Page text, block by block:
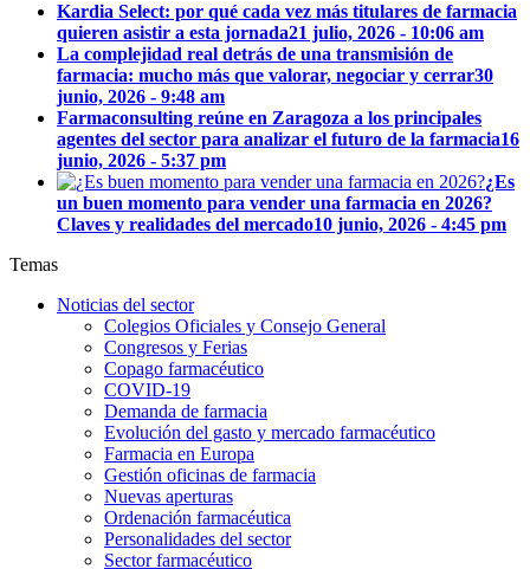
Kardia Select: por qué cada vez más titulares de farmacia
quieren asistir a esta jornada21 julio, 2026 - 10:06 am
La complejidad real detrás de una transmisión de
farmacia: mucho más que valorar, negociar y cerrar30
junio, 2026 - 9:48 am
Farmaconsulting reúne en Zaragoza a los principales
agentes del sector para analizar el futuro de la farmacia16
junio, 2026 - 5:37 pm
¿Es
un buen momento para vender una farmacia en 2026?
Claves y realidades del mercado10 junio, 2026 - 4:45 pm
Temas
Noticias del sector
Colegios Oficiales y Consejo General
Congresos y Ferias
Copago farmacéutico
COVID-19
Demanda de farmacia
Evolución del gasto y mercado farmacéutico
Farmacia en Europa
Gestión oficinas de farmacia
Nuevas aperturas
Ordenación farmacéutica
Personalidades del sector
Sector farmacéutico